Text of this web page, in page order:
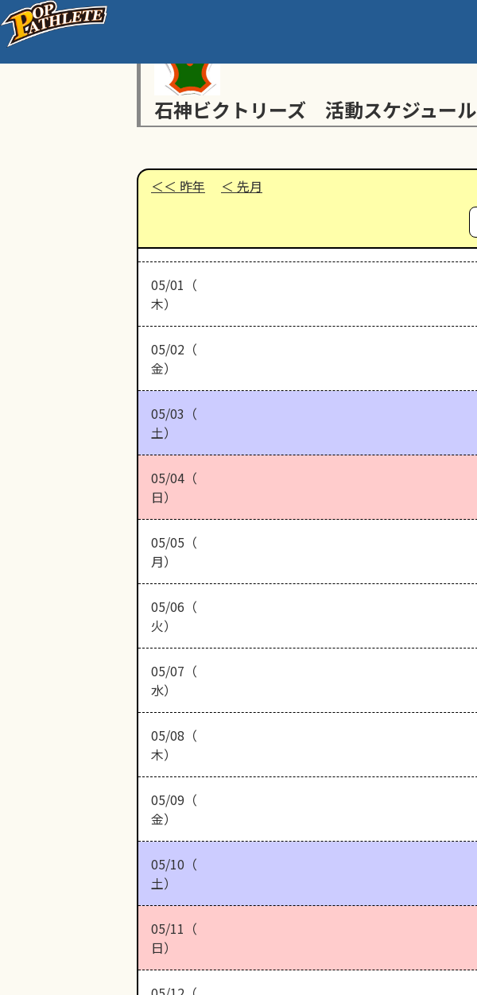
石神ビクトリーズ 活動スケジュール
昨年 先月
05/01（
木）
05/02（
金）
05/03（
土）
05/04（
日）
05/05（
月）
05/06（
火）
05/07（
水）
05/08（
木）
05/09（
金）
05/10（
土）
05/11（
日）